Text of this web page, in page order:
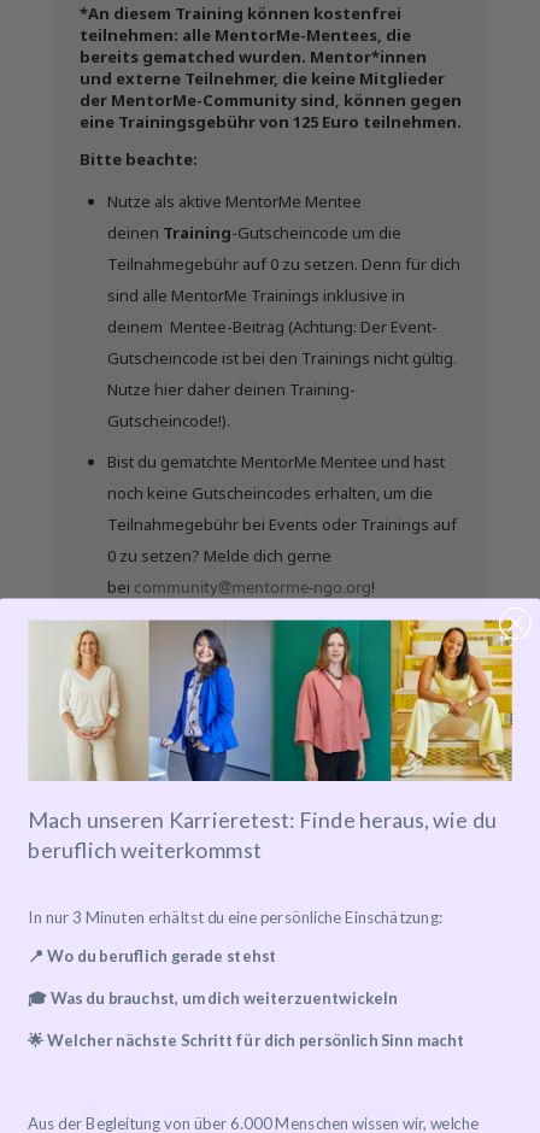
*An diesem Training können kostenfrei
teilnehmen: alle MentorMe-Mentees, die
bereits gematched wurden. Mentor*innen
und externe Teilnehmer, die keine Mitglieder
der MentorMe-Community sind, können gegen
eine Trainingsgebühr von 125 Euro teilnehmen.
Bitte beachte:
Nutze als aktive MentorMe Mentee
deinen Training-Gutscheincode um die
Teilnahmegebühr auf 0 zu setzen. Denn für dich
sind alle MentorMe Trainings inklusive in
deinem Mentee-Beitrag (Achtung: Der Event-
Gutscheincode ist bei den Trainings nicht gültig.
Nutze hier daher deinen Training-
Gutscheincode!).
Bist du gematchte MentorMe Mentee und hast
noch keine Gutscheincodes erhalten, um die
Teilnahmegebühr bei Events oder Trainings auf
0 zu setzen? Melde dich gerne
bei community@mentorme-ngo.org!
Zeit
10.05.202510:00 - 13:30
Event-Ticket
Tickets are not available for sale any more for this
event!
Details zu Online-Events
Mach unseren Karrieretest: Finde heraus, wie du
beruflich weiterkommst
In nur 3 Minuten erhältst du eine persönliche Einschätzung:
📍 Wo du beruflich gerade stehst
🎓 Was du brauchst, um dich weiterzuentwickeln
🌟 Welcher nächste Schritt für dich persönlich Sinn macht
Aus der Begleitung von über 6.000 Menschen wissen wir, welche